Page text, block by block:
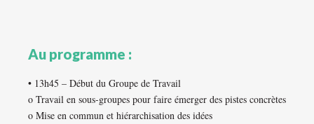
Au programme :
• 13h45 – Début du Groupe de Travail
o Travail en sous-groupes pour faire émerger des pistes concrètes
o Mise en commun et hiérarchisation des idées